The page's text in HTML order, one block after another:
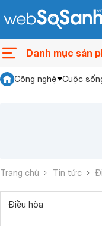
Danh mục sản
Công nghệ Cuộc
Trang chủ Tin tức
Điều hòa